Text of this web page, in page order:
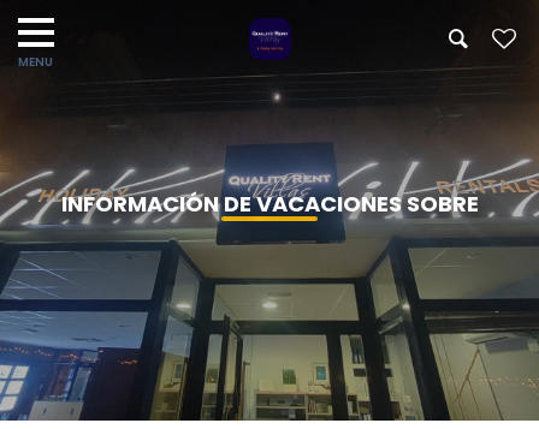
INFORMACIÓN DE VACACIONES SOBRE